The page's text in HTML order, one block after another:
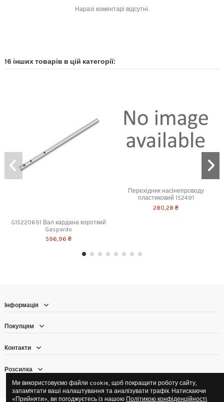
Наразі коментарі відсутні.
16 інших товарів в цій категорії:
G15220691 Вал кардана короткий
Gaspardo
596,96 ₴
Перехідник насінепроводу
пластиковий 152491
280,28 ₴
Інформація
Покупцям
Контакти
Розсилка
Ми використовуємо файли cookie, щоб покращити роботу сайту,
запам'ятати ваші налаштування та аналізувати трафік. Натискаючи
«Прийняти», ви погоджуєтесь із нашою Політикою конфіденційності.